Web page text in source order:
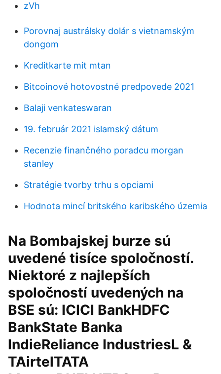
zVh
Porovnaj austrálsky dolár s vietnamským
dongom
Kreditkarte mit mtan
Bitcoinové hotovostné predpovede 2021
Balaji venkateswaran
19. február 2021 islamský dátum
Recenzie finančného poradcu morgan
stanley
Stratégie tvorby trhu s opciami
Hodnota mincí britského karibského územia
Na Bombajskej burze sú
uvedené tisíce spoločností.
Niektoré z najlepších
spoločností uvedených na
BSE sú: ICICI BankHDFC
BankState Banka
IndieReliance IndustriesL &
TAirtelTATA